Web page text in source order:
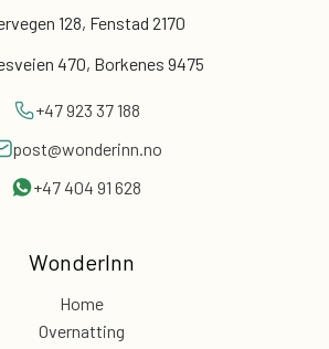
128, Fenstad 2170
470, Borkenes 9475
+47 923 37 188
post@wonderinn.no
+47 404 91 628
WonderInn
Home
Overnatting